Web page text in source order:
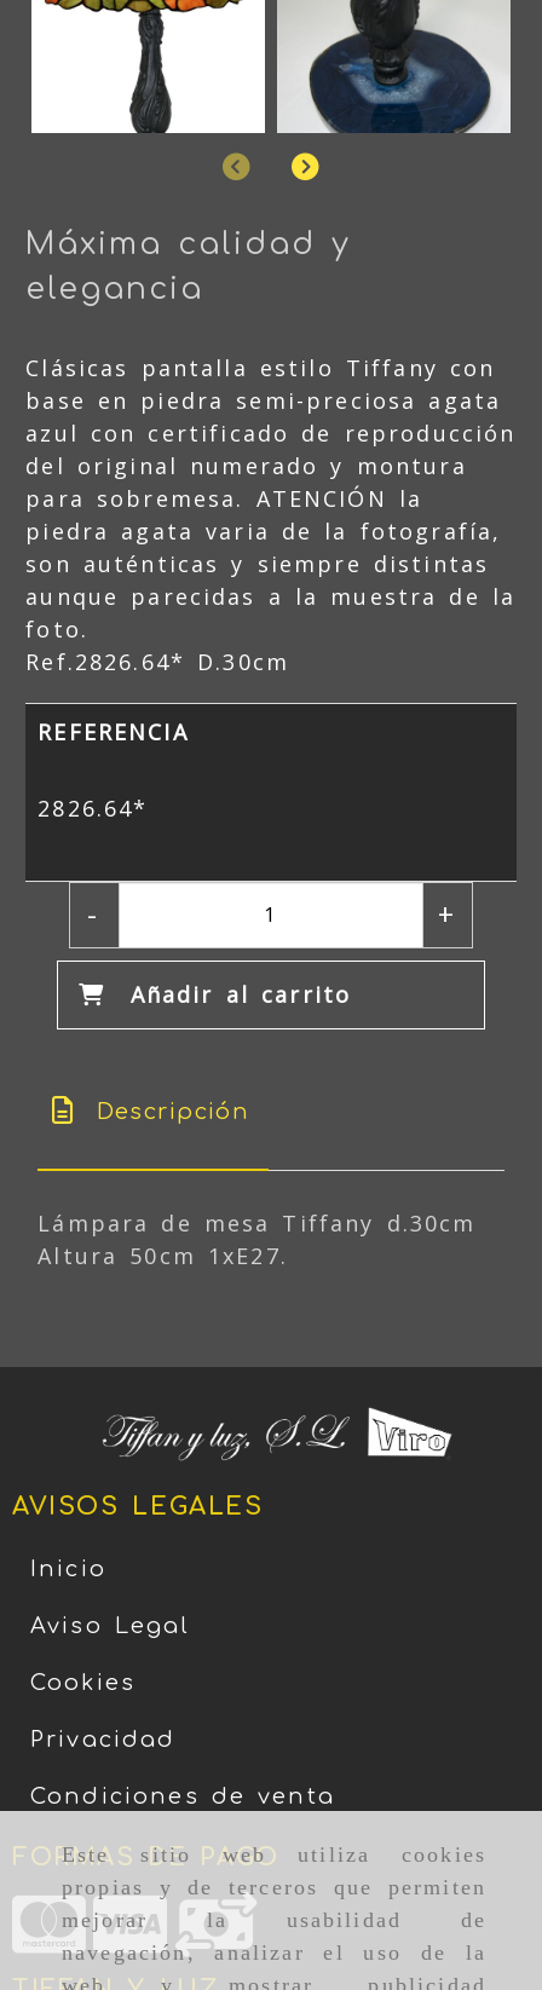
Este sitio web utiliza cookies
propias y de terceros que permiten
mejorar la usabilidad de
navegación, analizar el uso de la
AnteriorSiguiente
Máxima calidad y
elegancia
Clásicas pantalla estilo Tiffany con
base en piedra semi-preciosa agata
azul con certificado de reproducción
del original numerado y montura
para sobremesa. ATENCIÓN la
piedra agata varia de la fotografía,
son auténticas y siempre distintas
aunque parecidas a la muestra de la
foto.
Ref.2826.64* D.30cm
REFERENCIA
2826.64*
- +
Añadir al carrito
Descripción
Lámpara de mesa Tiffany d.30cm
Altura 50cm 1xE27.
AVISOS LEGALES
Inicio
Aviso Legal
Cookies
Privacidad
Condiciones de venta
FORMAS DE PAGO